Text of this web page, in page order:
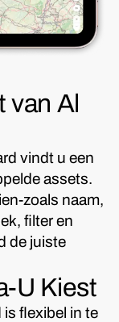
van Al
vindt u een
assets.
zoals naam,
filter en
de juiste
U Kiest
flexibel in te